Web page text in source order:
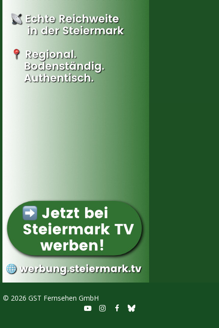
© 2026 GST Fernsehen GmbH
  